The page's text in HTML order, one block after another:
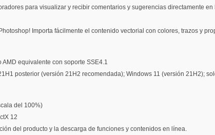
para visualizar y recibir comentarios y sugerencias directamente
Importa fácilmente el contenido vectorial con colores, trazos y
AMD equivalente con soporte SSE4.1
posterior (versión 21H2 recomendada); Windows 11 (versión 21H2);
del 100%)
12
del producto y la descarga de funciones y contenidos en línea.